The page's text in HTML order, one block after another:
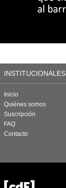
INSTITUCIONALES
Inicio
Quiénes somos
Suscripción
FAQ
Contacto